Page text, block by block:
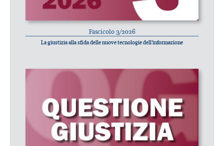
Fascicolo 3/2026
La giustizia alla sfida delle nuove tecnologie dell’informazione